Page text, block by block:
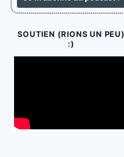
SOUTIEN (RIONS UN PEU)
:)